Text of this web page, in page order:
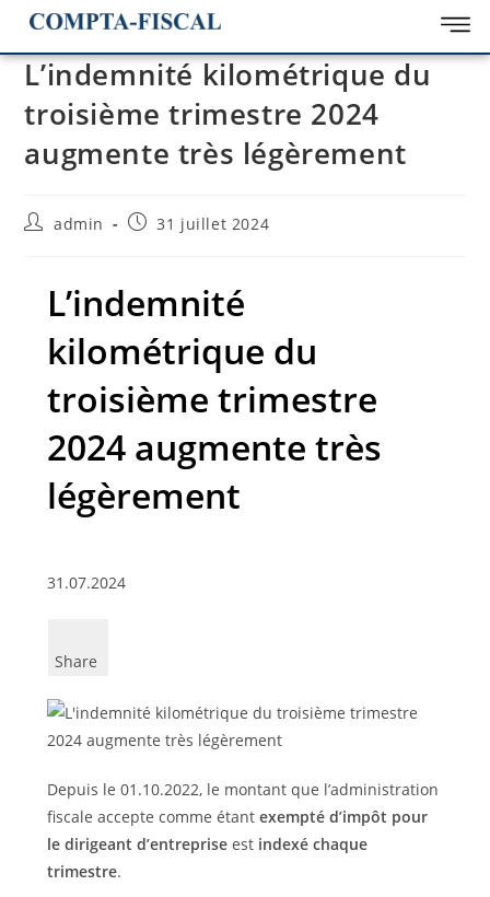
L’indemnité kilométrique du
troisième trimestre 2024
augmente très légèrement
admin 31 juillet 2024
L’indemnité
kilométrique du
troisième trimestre
2024 augmente très
légèrement
31.07.2024
Share
Depuis le 01.10.2022, le montant que l’administration
fiscale accepte comme étant exempté d’impôt pour
le dirigeant d’entrepriseest indexé chaque
trimestre.